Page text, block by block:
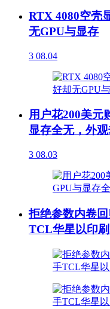
RTX 4080空壳
无GPU与显存
3 08.04
用户花200美元
显存全无，外
3 08.03
拒绝参数内卷
TCL华星以印